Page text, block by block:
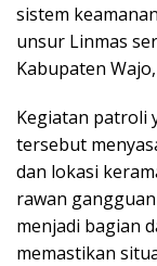
sistem
unsur Linmas
Kabupaten
Kegiatan patroli
tersebut
dan lokasi
rawan
menjadi bagian
memastikan